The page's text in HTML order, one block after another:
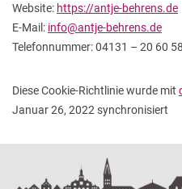
Website: https://antje-behrens.de
E-Mail: info@antje-behrens.de
Telefonnummer: 04131 – 20 60
Diese Cookie-Richtlinie wurde mit
Januar 26, 2022 synchronisiert